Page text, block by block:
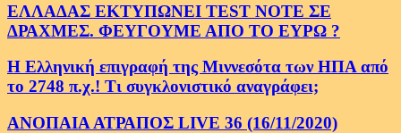
ΕΛΛΑΔΑΣ ΕΚΤΥΠΩΝΕΙ TEST NOTE ΣΕ
ΔΡΑΧΜΕΣ. ΦΕΥΓΟΥΜΕ ΑΠΟ ΤΟ ΕΥΡΩ ?
Η Ελληνική επιγραφή της Μιννεσότα των ΗΠΑ από
το 2748 π.χ.! Τι συγκλονιστικό αναγράφει;
ΑΝΟΠΑΙΑ ΑΤΡΑΠΟΣ LIVE 36 (16/11/2020)